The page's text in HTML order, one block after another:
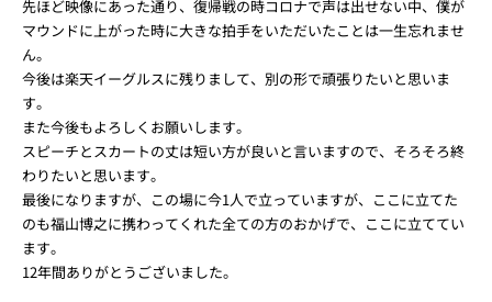
先ほど映像にあった通り、復帰戦の時コロナで声は出せない中、僕が
マウンドに上がった時に大きな拍手をいただいたことは一生忘れませ
ん。
今後は楽天イーグルスに残りまして、別の形で頑張りたいと思いま
す。
また今後もよろしくお願いします。
スピーチとスカートの丈は短い方が良いと言いますので、そろそろ終
わりたいと思います。
最後になりますが、この場に今1人で立っていますが、ここに立てた
のも福山博之に携わってくれた全ての方のおかげで、ここに立ててい
ます。
12年間ありがとうございました。